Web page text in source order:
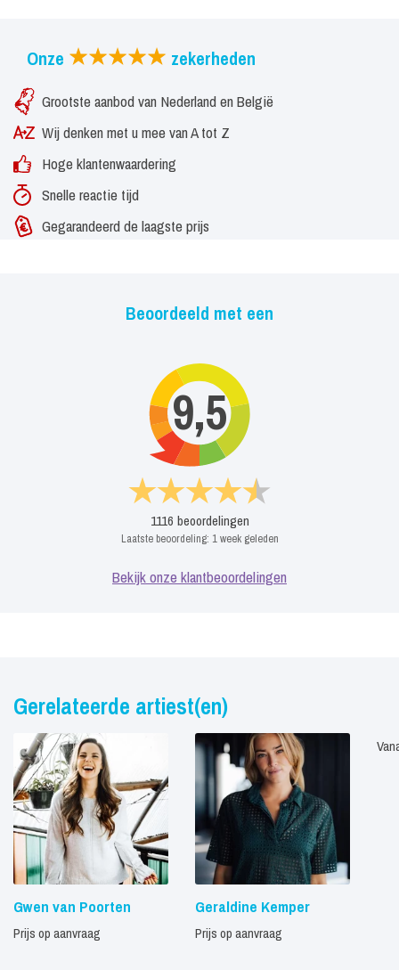
najaar te zien bij BNNVara.
evenementen. Haar grootste hobby is Pokémon GO en ze is
verslaafd aan animé films.
Onze zekerheden
Grootste aanbod van Nederland en België
Wij denken met u mee van A tot Z
Hoge klantenwaardering
Snelle reactie tijd
Gegarandeerd de laagste prijs
Beoordeeld met een
9,5
1116 beoordelingen
Laatste beoordeling: 1 week geleden
Bekijk onze klantbeoordelingen
Gerelateerde artiest(en)
Gwen van Poorten
Prijs op aanvraag
Geraldine Kemper
Prijs op aanvraag